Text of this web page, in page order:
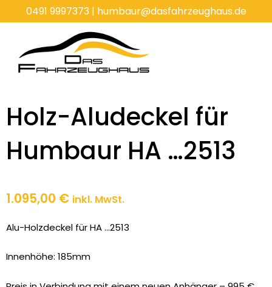
0491 9997373| humbaur@dasfahrzeughaus.de
Holz-Aludeckel für
Humbaur HA …2513
1.095,00 € inkl. MwSt.
Alu-Holzdeckel für HA …2513
Innenhöhe: 185mm